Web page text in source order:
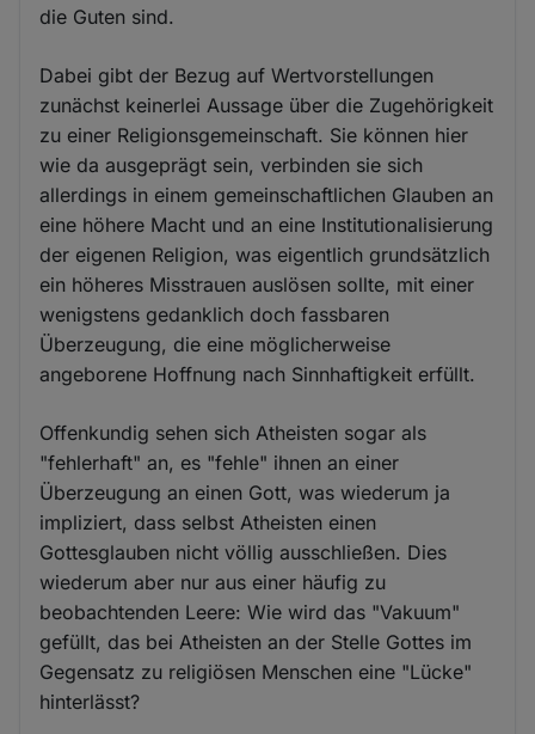
die Guten sind.
Dabei gibt der Bezug auf Wertvorstellungen
zunächst keinerlei Aussage über die Zugehörigkeit
zu einer Religionsgemeinschaft. Sie können hier
wie da ausgeprägt sein, verbinden sie sich
allerdings in einem gemeinschaftlichen Glauben an
eine höhere Macht und an eine Institutionalisierung
der eigenen Religion, was eigentlich grundsätzlich
ein höheres Misstrauen auslösen sollte, mit einer
wenigstens gedanklich doch fassbaren
Überzeugung, die eine möglicherweise
angeborene Hoffnung nach Sinnhaftigkeit erfüllt.
Offenkundig sehen sich Atheisten sogar als
"fehlerhaft" an, es "fehle" ihnen an einer
Überzeugung an einen Gott, was wiederum ja
impliziert, dass selbst Atheisten einen
Gottesglauben nicht völlig ausschließen. Dies
wiederum aber nur aus einer häufig zu
beobachtenden Leere: Wie wird das "Vakuum"
gefüllt, das bei Atheisten an der Stelle Gottes im
Gegensatz zu religiösen Menschen eine "Lücke"
hinterlässt?